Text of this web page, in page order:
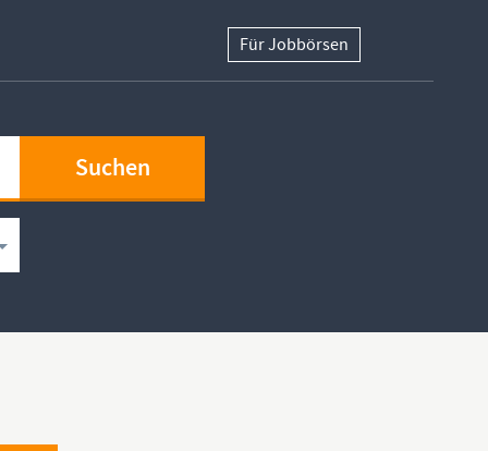
Für Jobbörsen